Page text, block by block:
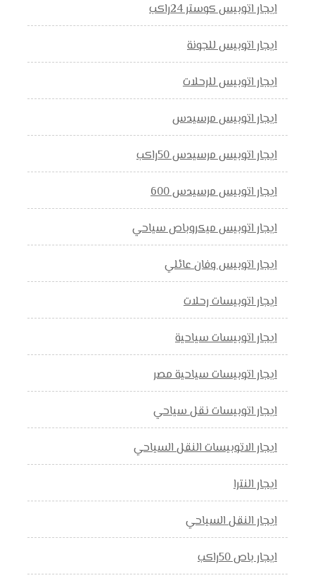
ايجار اتوبيس كوستر 24راكب
ايجار اتوبيس للجونة
ايجار اتوبيس للرحلات
ايجار اتوبيس مرسيدس
ايجار اتوبيس مرسيدس 50راكب
ايجار اتوبيس مرسيدس 600
ايجار اتوبيس ميكروباص سياحي
ايجار اتوبيس وفان عائلي
ايجار اتوبيسات رحلات
ايجار اتوبيسات سياحية
ايجار اتوبيسات سياحية مصر
ايجار اتوبيسات نقل سياحي
ايجار الاتوبيسات النقل السياحي
ايجار النترا
ايجار النقل السياحي
ايجار باص 50راكب